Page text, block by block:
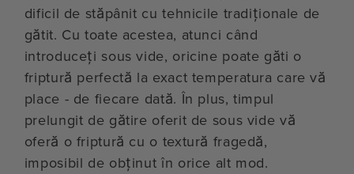
dificil de stăpânit cu tehnicile tradiționale de
gătit. Cu toate acestea, atunci când
introduceți sous vide, oricine poate găti o
friptură perfectă la exact temperatura care vă
place - de fiecare dată. În plus, timpul
prelungit de gătire oferit de sous vide vă
oferă o friptură cu o textură fragedă,
imposibil de obținut în orice alt mod.